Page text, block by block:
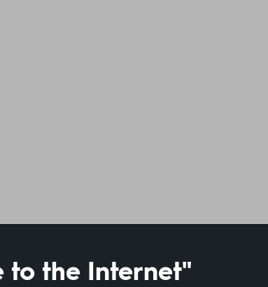
to the Internet"